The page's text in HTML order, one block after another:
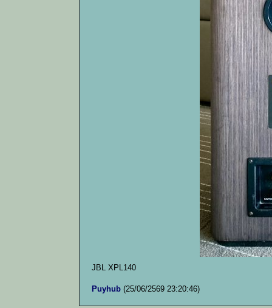
JBL XPL140
Puyhub (25/06/2569 23:20:46)